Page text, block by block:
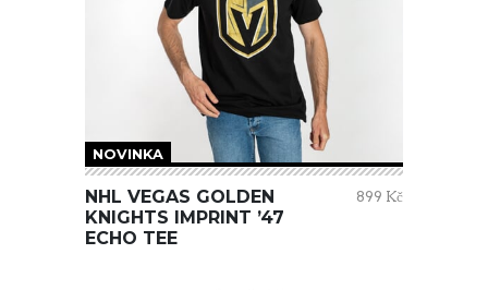
NOVINKA
NHL VEGAS GOLDEN
KNIGHTS IMPRINT ’47
ECHO TEE
899 Kč